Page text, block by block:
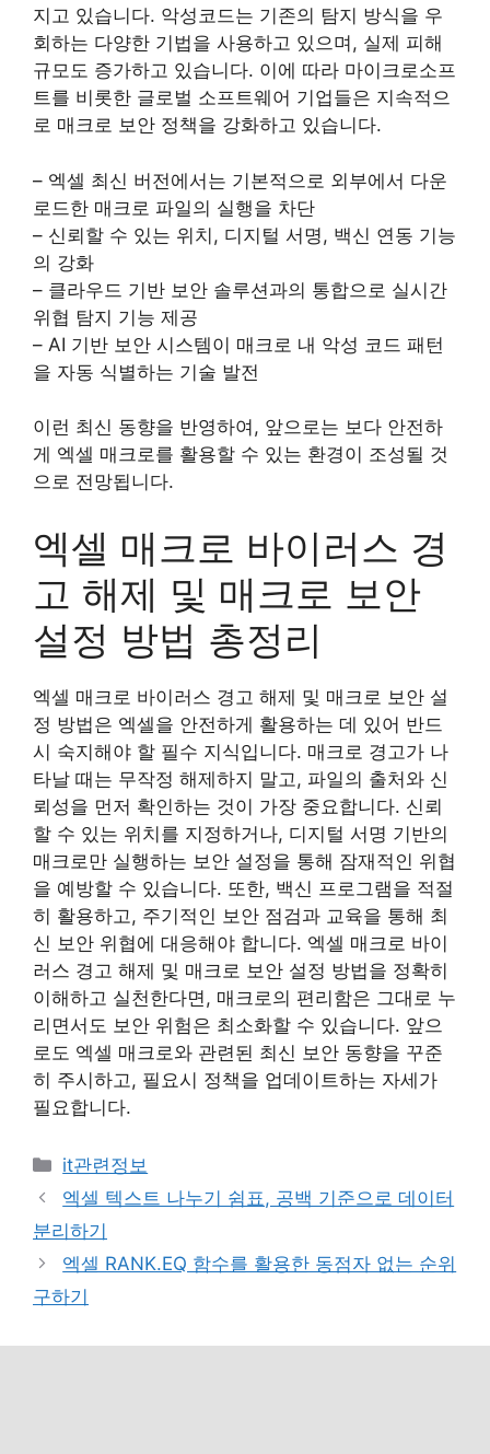
지고 있습니다. 악성코드는 기존의 탐지 방식을 우
회하는 다양한 기법을 사용하고 있으며, 실제 피해
규모도 증가하고 있습니다. 이에 따라 마이크로소프
트를 비롯한 글로벌 소프트웨어 기업들은 지속적으
로 매크로 보안 정책을 강화하고 있습니다.
– 엑셀 최신 버전에서는 기본적으로 외부에서 다운
로드한 매크로 파일의 실행을 차단
– 신뢰할 수 있는 위치, 디지털 서명, 백신 연동 기능
의 강화
– 클라우드 기반 보안 솔루션과의 통합으로 실시간
위협 탐지 기능 제공
– AI 기반 보안 시스템이 매크로 내 악성 코드 패턴
을 자동 식별하는 기술 발전
이런 최신 동향을 반영하여, 앞으로는 보다 안전하
게 엑셀 매크로를 활용할 수 있는 환경이 조성될 것
으로 전망됩니다.
엑셀 매크로 바이러스 경
고 해제 및 매크로 보안
설정 방법 총정리
엑셀 매크로 바이러스 경고 해제 및 매크로 보안 설
정 방법은 엑셀을 안전하게 활용하는 데 있어 반드
시 숙지해야 할 필수 지식입니다. 매크로 경고가 나
타날 때는 무작정 해제하지 말고, 파일의 출처와 신
뢰성을 먼저 확인하는 것이 가장 중요합니다. 신뢰
할 수 있는 위치를 지정하거나, 디지털 서명 기반의
매크로만 실행하는 보안 설정을 통해 잠재적인 위협
을 예방할 수 있습니다. 또한, 백신 프로그램을 적절
히 활용하고, 주기적인 보안 점검과 교육을 통해 최
신 보안 위협에 대응해야 합니다. 엑셀 매크로 바이
러스 경고 해제 및 매크로 보안 설정 방법을 정확히
이해하고 실천한다면, 매크로의 편리함은 그대로 누
리면서도 보안 위험은 최소화할 수 있습니다. 앞으
로도 엑셀 매크로와 관련된 최신 보안 동향을 꾸준
히 주시하고, 필요시 정책을 업데이트하는 자세가
필요합니다.
카
테
리
it관련정보
엑셀 텍스트 나누기 쉼표, 공백 기준으로 데이터
분리하기
엑셀 RANK.EQ 함수를 활용한 동점자 없는 순위
구하기